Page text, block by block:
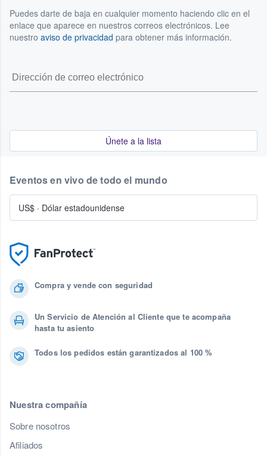
Puedes darte de baja en cualquier momento haciendo clic en el
enlace que aparece en nuestros correos electrónicos. Lee
nuestro aviso de privacidad para obtener más información.
Únete a la lista
Compra y vende con seguridad
Un Servicio de Atención al Cliente que te acompaña
hasta tu asiento
Todos los pedidos están garantizados al 100 %
Nuestra compañía
Sobre nosotros
Afiliados
Eventos en vivo de todo el mundo
US$ · Dólar estadounidense